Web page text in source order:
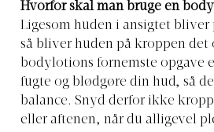
Hvorfor skal man bruge en
Ligesom huden i ansigtet
så bliver huden på kroppen det
bodylotions fornemste opgave
fugte og blødgøre din hud, så
balance. Snyd derfor ikke
eller aftenen, når du alligevel